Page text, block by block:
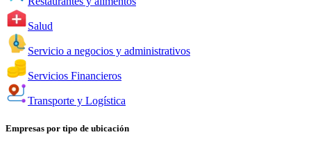
Salud
Servicio a negocios y administrativos
Servicios Financieros
Transporte y Logística
Empresas por tipo de ubicación